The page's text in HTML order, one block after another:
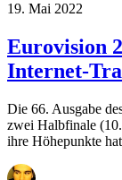
19. Mai 2022
Eurovision
Internet-
Die 66. Ausgabe
zwei Halbfinale
ihre Höhepunkte